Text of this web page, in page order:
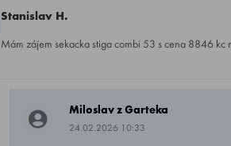
Stanislav H.
Mám zájem sekacka stiga combi 53 s cena 8846 kc
Miloslav z Garteka
24.02.2026 10:33